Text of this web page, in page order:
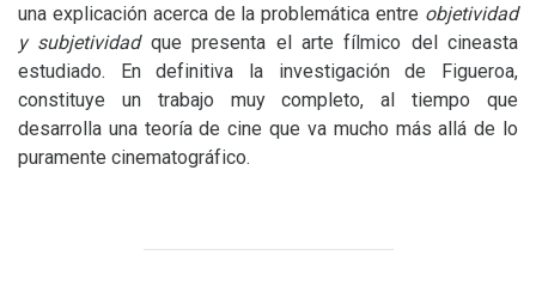
una explicación acerca de la problemática entre objetividad
y subjetividadque presenta el arte fílmico del cineasta
estudiado. En definitiva la investigación de Figueroa,
constituye un trabajo muy completo, al tiempo que
desarrolla una teoría de cine que va mucho más allá de lo
puramente cinematográfico.